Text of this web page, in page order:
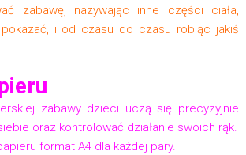
zabawę, nazywając inne części ciała,
i od czasu do czasu robiąc jakiś
zabawy dzieci uczą się precyzyjnie
oraz kontrolować działanie swoich rąk.
format A4 dla każdej pary.